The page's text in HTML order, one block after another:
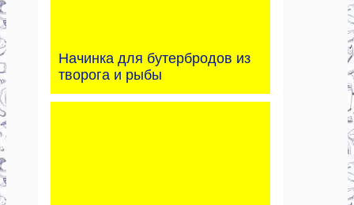
Начинка для бутербродов из
творога и рыбы